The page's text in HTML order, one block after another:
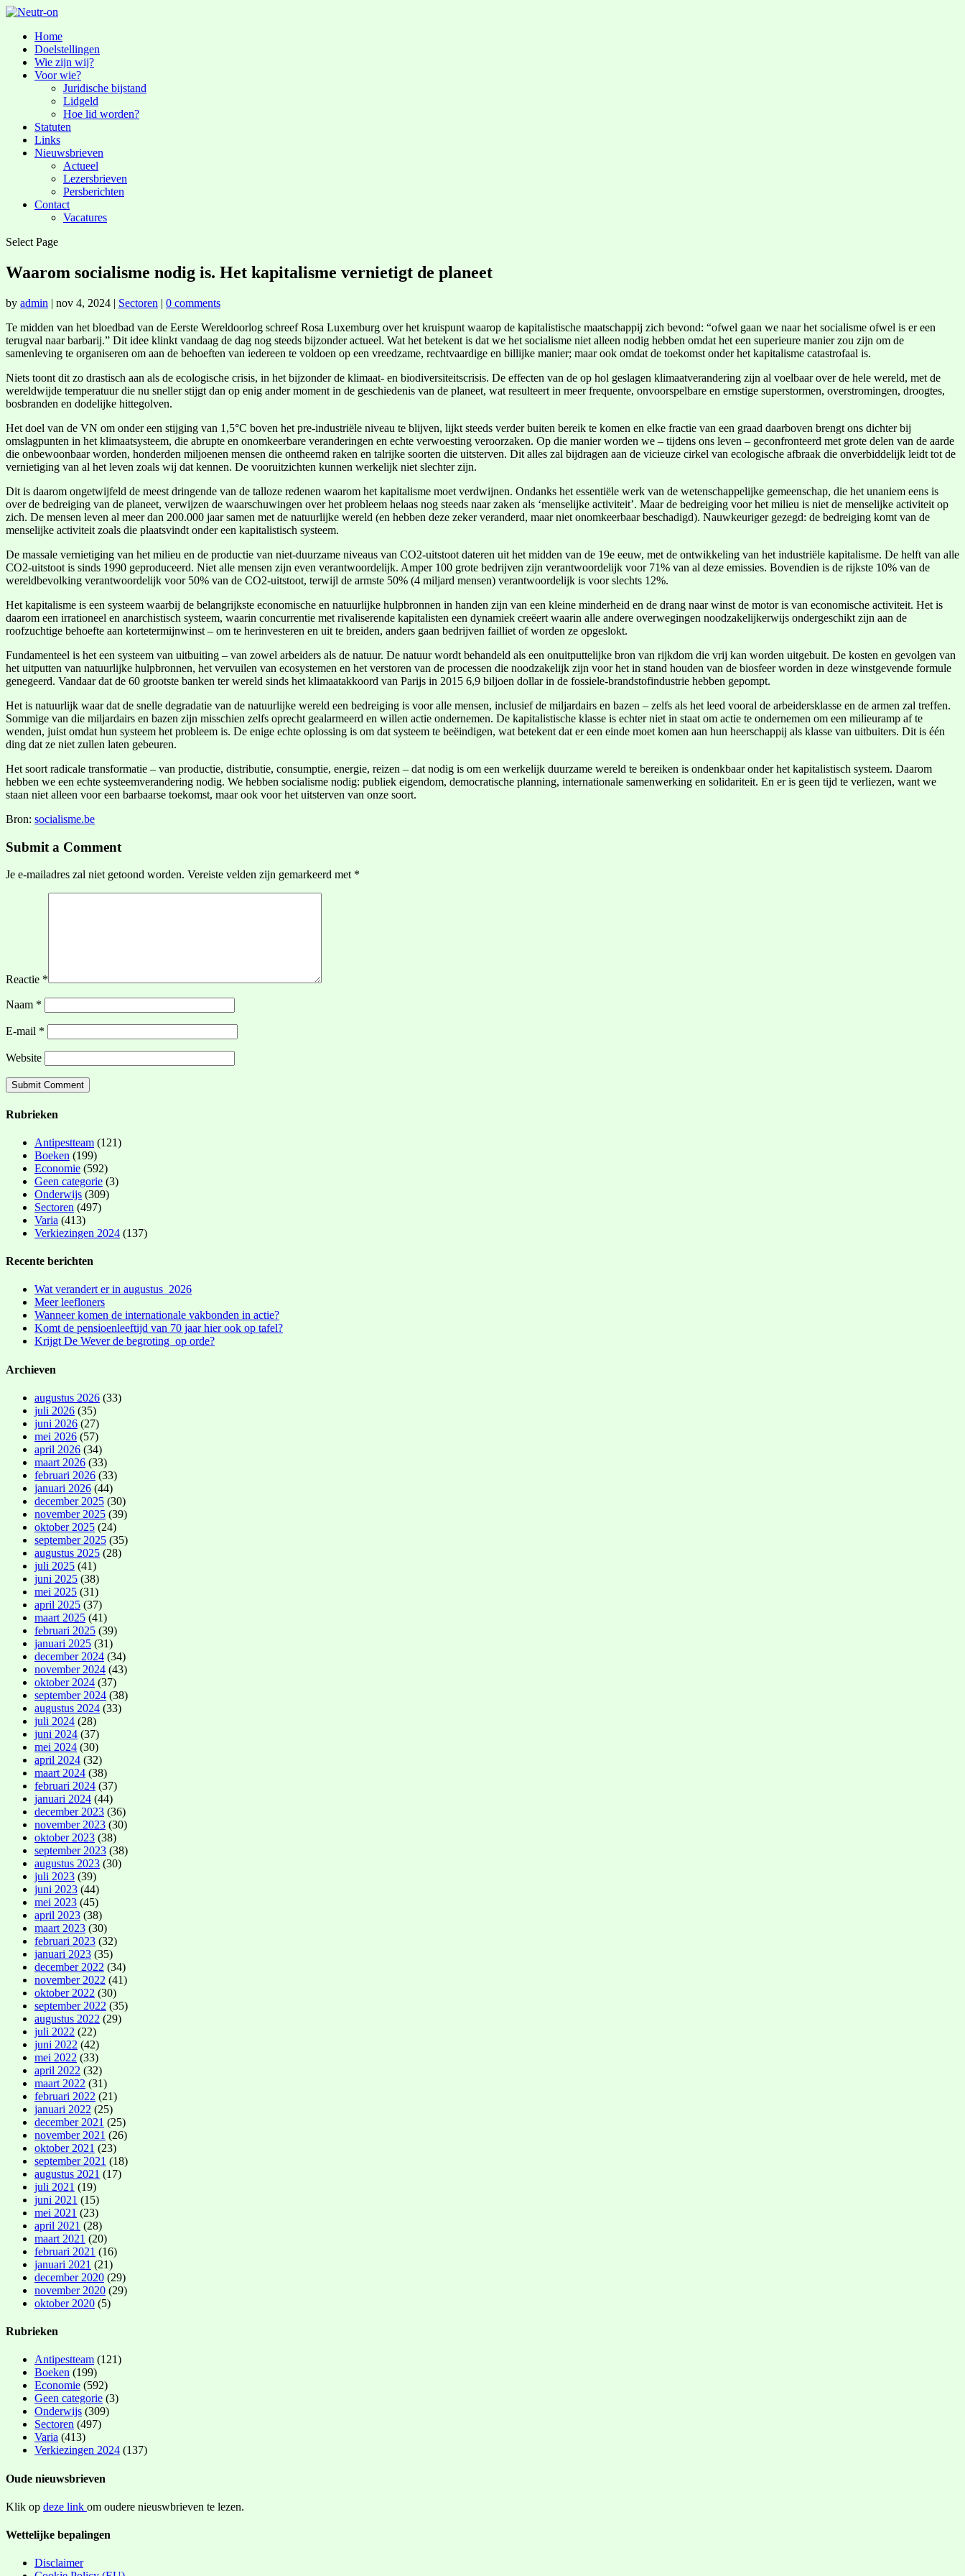
Home
Doelstellingen
Wie zijn wij?
Voor wie?
Juridische bijstand
Lidgeld
Hoe lid worden?
Statuten
Links
Nieuwsbrieven
Actueel
Lezersbrieven
Persberichten
Contact
Vacatures
Select Page
Waarom socialisme nodig is. Het kapitalisme vernietigt de planeet
by admin | nov 4, 2024 | Sectoren | 0 comments
Te midden van het bloedbad van de Eerste Wereldoorlog schreef Rosa Luxemburg over het kruispunt waarop de kapitalistische maatschappij zich bevond: “ofwel gaan we naar het socialisme ofwel is er een
terugval naar barbarij.” Dit idee klinkt vandaag de dag nog steeds bijzonder actueel. Wat het betekent is dat we het socialisme niet alleen nodig hebben omdat het een superieure manier zou zijn om de
samenleving te organiseren om aan de behoeften van iedereen te voldoen op een vreedzame, rechtvaardige en billijke manier; maar ook omdat de toekomst onder het kapitalisme catastrofaal is.
Niets toont dit zo drastisch aan als de ecologische crisis, in het bijzonder de klimaat- en biodiversiteitscrisis. De effecten van de op hol geslagen klimaatverandering zijn al voelbaar over de hele wereld, met de
wereldwijde temperatuur die nu sneller stijgt dan op enig ander moment in de geschiedenis van de planeet, wat resulteert in meer frequente, onvoorspelbare en ernstige superstormen, overstromingen, droogtes,
bosbranden en dodelijke hittegolven.
Het doel van de VN om onder een stijging van 1,5°C boven het pre-industriële niveau te blijven, lijkt steeds verder buiten bereik te komen en elke fractie van een graad daarboven brengt ons dichter bij
omslagpunten in het klimaatsysteem, die abrupte en onomkeerbare veranderingen en echte verwoesting veroorzaken. Op die manier worden we – tijdens ons leven – geconfronteerd met grote delen van de aarde
die onbewoonbaar worden, honderden miljoenen mensen die ontheemd raken en talrijke soorten die uitsterven. Dit alles zal bijdragen aan de vicieuze cirkel van ecologische afbraak die onverbiddelijk leidt tot de
vernietiging van al het leven zoals wij dat kennen. De vooruitzichten kunnen werkelijk niet slechter zijn.
Dit is daarom ongetwijfeld de meest dringende van de talloze redenen waarom het kapitalisme moet verdwijnen. Ondanks het essentiële werk van de wetenschappelijke gemeenschap, die het unaniem eens is
over de bedreiging van de planeet, verwijzen de waarschuwingen over het probleem helaas nog steeds naar zaken als ‘menselijke activiteit’. Maar de bedreiging voor het milieu is niet de menselijke activiteit op
zich. De mensen leven al meer dan 200.000 jaar samen met de natuurlijke wereld (en hebben deze zeker veranderd, maar niet onomkeerbaar beschadigd). Nauwkeuriger gezegd: de bedreiging komt van de
menselijke activiteit zoals die plaatsvindt onder een kapitalistisch systeem.
De massale vernietiging van het milieu en de productie van niet-duurzame niveaus van CO2-uitstoot dateren uit het midden van de 19e eeuw, met de ontwikkeling van het industriële kapitalisme. De helft van alle
CO2-uitstoot is sinds 1990 geproduceerd. Niet alle mensen zijn even verantwoordelijk. Amper 100 grote bedrijven zijn verantwoordelijk voor 71% van al deze emissies. Bovendien is de rijkste 10% van de
wereldbevolking verantwoordelijk voor 50% van de CO2-uitstoot, terwijl de armste 50% (4 miljard mensen) verantwoordelijk is voor slechts 12%.
Het kapitalisme is een systeem waarbij de belangrijkste economische en natuurlijke hulpbronnen in handen zijn van een kleine minderheid en de drang naar winst de motor is van economische activiteit. Het is
daarom een irrationeel en anarchistisch systeem, waarin concurrentie met rivaliserende kapitalisten een dynamiek creëert waarin alle andere overwegingen noodzakelijkerwijs ondergeschikt zijn aan de
roofzuchtige behoefte aan kortetermijnwinst – om te herinvesteren en uit te breiden, anders gaan bedrijven failliet of worden ze opgeslokt.
Fundamenteel is het een systeem van uitbuiting – van zowel arbeiders als de natuur. De natuur wordt behandeld als een onuitputtelijke bron van rijkdom die vrij kan worden uitgebuit. De kosten en gevolgen van
het uitputten van natuurlijke hulpbronnen, het vervuilen van ecosystemen en het verstoren van de processen die noodzakelijk zijn voor het in stand houden van de biosfeer worden in deze winstgevende formule
genegeerd. Vandaar dat de 60 grootste banken ter wereld sinds het klimaatakkoord van Parijs in 2015 6,9 biljoen dollar in de fossiele-brandstofindustrie hebben gepompt.
Het is natuurlijk waar dat de snelle degradatie van de natuurlijke wereld een bedreiging is voor alle mensen, inclusief de miljardairs en bazen – zelfs als het leed vooral de arbeidersklasse en de armen zal treffen.
Sommige van die miljardairs en bazen zijn misschien zelfs oprecht gealarmeerd en willen actie ondernemen. De kapitalistische klasse is echter niet in staat om actie te ondernemen om een milieuramp af te
wenden, juist omdat hun systeem het probleem is. De enige echte oplossing is om dat systeem te beëindigen, wat betekent dat er een einde moet komen aan hun heerschappij als klasse van uitbuiters. Dit is één
ding dat ze niet zullen laten gebeuren.
Het soort radicale transformatie – van productie, distributie, consumptie, energie, reizen – dat nodig is om een werkelijk duurzame wereld te bereiken is ondenkbaar onder het kapitalistisch systeem. Daarom
hebben we een echte systeemverandering nodig. We hebben socialisme nodig: publiek eigendom, democratische planning, internationale samenwerking en solidariteit. En er is geen tijd te verliezen, want we
staan niet alleen voor een barbaarse toekomst, maar ook voor het uitsterven van onze soort.
Bron: socialisme.be
Submit a Comment
Je e-mailadres zal niet getoond worden. Vereiste velden zijn gemarkeerd met *
Reactie *
Naam *
E-mail *
Website
Rubrieken
Antipestteam (121)
Boeken (199)
Economie (592)
Geen categorie (3)
Onderwijs (309)
Sectoren (497)
Varia (413)
Verkiezingen 2024 (137)
Recente berichten
Wat verandert er in augustus 2026
Meer leefloners
Wanneer komen de internationale vakbonden in actie?
Komt de pensioenleeftijd van 70 jaar hier ook op tafel?
Krijgt De Wever de begroting op orde?
Archieven
augustus 2026 (33)
juli 2026 (35)
juni 2026 (27)
mei 2026 (57)
april 2026 (34)
maart 2026 (33)
februari 2026 (33)
januari 2026 (44)
december 2025 (30)
november 2025 (39)
oktober 2025 (24)
september 2025 (35)
augustus 2025 (28)
juli 2025 (41)
juni 2025 (38)
mei 2025 (31)
april 2025 (37)
maart 2025 (41)
februari 2025 (39)
januari 2025 (31)
december 2024 (34)
november 2024 (43)
oktober 2024 (37)
september 2024 (38)
augustus 2024 (33)
juli 2024 (28)
juni 2024 (37)
mei 2024 (30)
april 2024 (32)
maart 2024 (38)
februari 2024 (37)
januari 2024 (44)
december 2023 (36)
november 2023 (30)
oktober 2023 (38)
september 2023 (38)
augustus 2023 (30)
juli 2023 (39)
juni 2023 (44)
mei 2023 (45)
april 2023 (38)
maart 2023 (30)
februari 2023 (32)
januari 2023 (35)
december 2022 (34)
november 2022 (41)
oktober 2022 (30)
september 2022 (35)
augustus 2022 (29)
juli 2022 (22)
juni 2022 (42)
mei 2022 (33)
april 2022 (32)
maart 2022 (31)
februari 2022 (21)
januari 2022 (25)
december 2021 (25)
november 2021 (26)
oktober 2021 (23)
september 2021 (18)
augustus 2021 (17)
juli 2021 (19)
juni 2021 (15)
mei 2021 (23)
april 2021 (28)
maart 2021 (20)
februari 2021 (16)
januari 2021 (21)
december 2020 (29)
november 2020 (29)
oktober 2020 (5)
Rubrieken
Antipestteam (121)
Boeken (199)
Economie (592)
Geen categorie (3)
Onderwijs (309)
Sectoren (497)
Varia (413)
Verkiezingen 2024 (137)
Oude nieuwsbrieven
Klik op deze link om oudere nieuswbrieven te lezen.
Wettelijke bepalingen
Disclaimer